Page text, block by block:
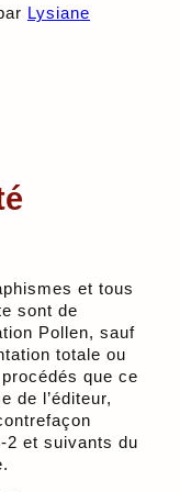
Lysiane
et tous
sont de
Pollen, sauf
totale ou
que ce
de l’éditeur,
2 et suivants du